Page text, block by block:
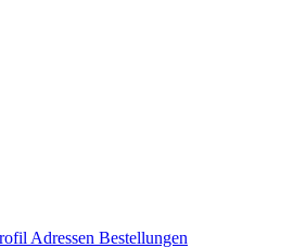
Adressen Bestellungen